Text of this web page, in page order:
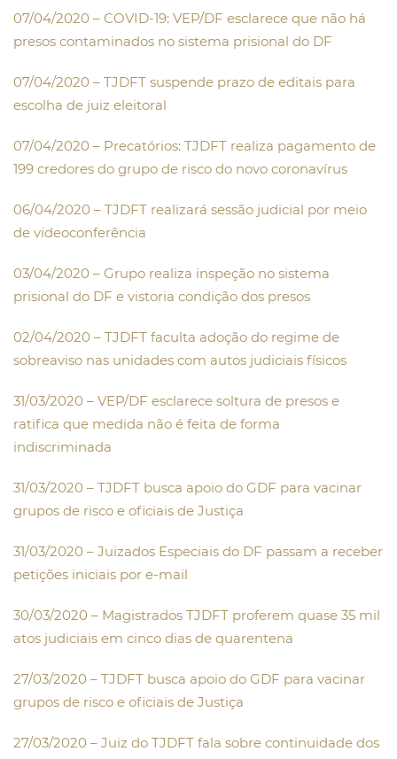
07/04/2020 – COVID-19: VEP/DF esclarece que não há
presos contaminados no sistema prisional do DF
07/04/2020 – TJDFT suspende prazo de editais para
escolha de juiz eleitoral
07/04/2020 – Precatórios: TJDFT realiza pagamento de
199 credores do grupo de risco do novo coronavírus
06/04/2020 – TJDFT realizará sessão judicial por meio
de videoconferência
03/04/2020 – Grupo realiza inspeção no sistema
prisional do DF e vistoria condição dos presos
02/04/2020 – TJDFT faculta adoção do regime de
sobreaviso nas unidades com autos judiciais físicos
31/03/2020 – VEP/DF esclarece soltura de presos e
ratifica que medida não é feita de forma
indiscriminada
31/03/2020 – TJDFT busca apoio do GDF para vacinar
grupos de risco e oficiais de Justiça
31/03/2020 – Juizados Especiais do DF passam a receber
petições iniciais por e-mail
30/03/2020 – Magistrados TJDFT proferem quase 35 mil
atos judiciais em cinco dias de quarentena
27/03/2020 – TJDFT busca apoio do GDF para vacinar
grupos de risco e oficiais de Justiça
27/03/2020 – Juiz do TJDFT fala sobre continuidade dos